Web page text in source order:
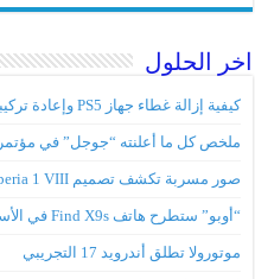
اخر الحلول
كيفية إزالة غطاء جهاز PS5 وإعادة تركيبه بأمان للتنظيف والتحديثات
ملخص كل ما أعلنته “جوجل” في مؤتمر Android Show I/O Edition 2026
صور مسربة تكشف تصميم Xperia 1 VIII الجديد
“أوبو” ستطرح هاتف Find X9s في الأسواق العالمية
موتورولا تطلق أندرويد 17 التجريبي